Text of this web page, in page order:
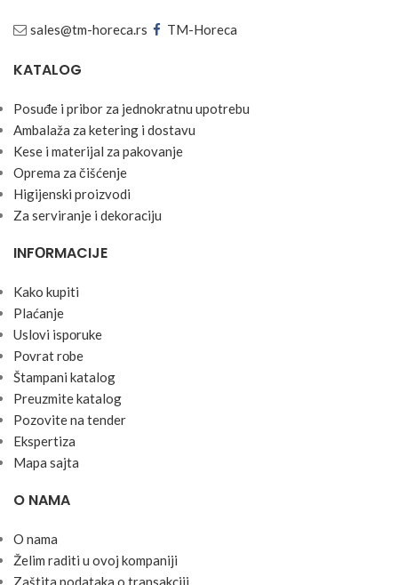
sales@tm-horeca.rs TM-Horeca
KATALOG
Posuđe i pribor za jednokratnu upotrebu
Ambalaža za ketering i dostavu
Kese i materijal za pakovanje
Oprema za čišćenje
Higijenski proizvodi
Za serviranje i dekoraciju
INFОRMACIJE
Kako kupiti
Plaćanje
Uslоvi ispоruke
Pоvrat rоbe
Štampani katalog
Preuzmite katalog
Pozovite na tender
Ekspertiza
Mapa sajta
O NAMA
O nama
Želim raditi u ovoj kompaniji
Zaštita podataka o transakciji